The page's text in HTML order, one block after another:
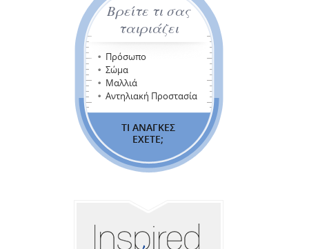
Βρείτε τι σας
ταιριάζει
Πρόσωπο
Σώμα
Μαλλιά
Αντηλιακή Προστασία
ΤΙ ΑΝΑΓΚΕΣ
ΕΧΕΤΕ;